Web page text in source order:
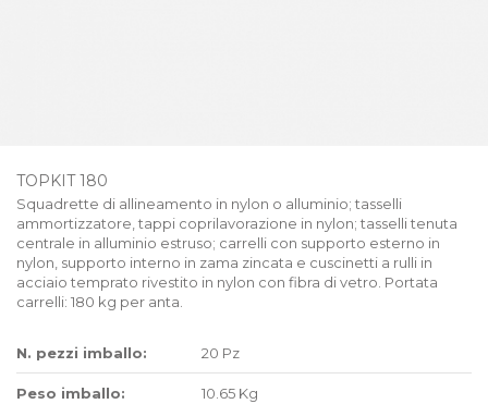
TOPKIT 180
Squadrette di allineamento in nylon o alluminio; tasselli
ammortizzatore, tappi coprilavorazione in nylon; tasselli tenuta
centrale in alluminio estruso; carrelli con supporto esterno in
nylon, supporto interno in zama zincata e cuscinetti a rulli in
acciaio temprato rivestito in nylon con fibra di vetro. Portata
carrelli: 180 kg per anta.
N. pezzi imballo: 20 Pz
Peso imballo: 10.65 Kg